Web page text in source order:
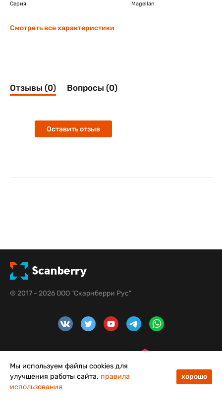
Серия Magellan
Смотреть все характеристики
Отзывы (0) Вопросы (0)
Оставить отзыв
© 2017 - 2026 ООО "Скарнберри Рус"
48
Мы используем файлы cookies для
улучшения работы сайта, правила
использования
хорошо